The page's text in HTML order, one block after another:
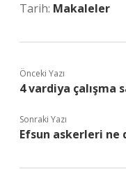
Tarih: Makaleler
Önceki Yazı
4 vardiya çalışma
Sonraki Yazı
Efsun askerleri ne